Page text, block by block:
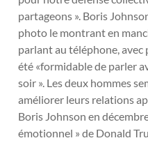
partageons ». Boris
photo le montrant en
parlant au téléphone,
été «formidable de parler
soir ». Les deux hommes
améliorer leurs relations
Boris Johnson en
émotionnel » de Donald